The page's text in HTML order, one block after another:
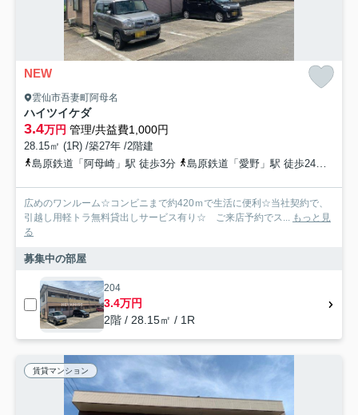
NEW
雲仙市吾妻町阿母名
ハイツイケダ
3.4万円 管理/共益費1,000円
28.15㎡ (1R) /築27年 /2階建
島原鉄道「阿母崎」駅 徒歩3分
島原鉄道「愛野」駅 徒歩24分
広めのワンルーム☆コンビニまで約420ｍで生活に便利☆当社契約で、
引越し用軽トラ無料貸出しサービス有り☆ ご来店予約でス... もっと見
る
募集中の部屋
204
3.4万円
2階 / 28.15㎡ / 1R
賃貸マンション